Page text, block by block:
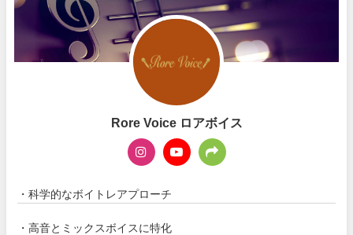
Rore Voice ロアボイス
・科学的なボイトレアプローチ
・高音とミックスボイスに特化